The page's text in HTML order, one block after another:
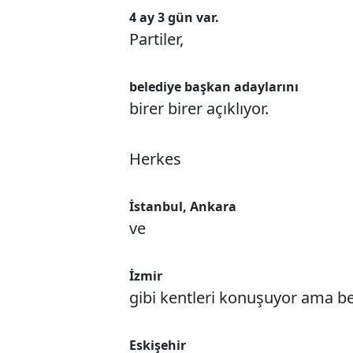
4 ay 3gün var.
Partiler,
belediye başkan adaylarını
birer birer açıklıyor.
Herkes
İstanbul, Ankara
ve
İzmir
gibi kentleri konuşuyor ama
Eskişehir